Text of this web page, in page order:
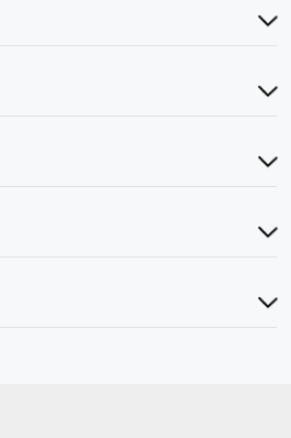
với chúng tôi qua số hotline:
ty tại địa chỉ:
1, P. Đông Ngạc, Bắc Từ